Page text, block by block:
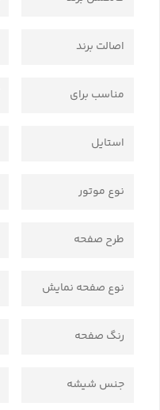
اصالت برند
مناسب برای
استایل
نوع موتور
طرح صفحه
نوع صفحه نمایش
رنگ صفحه
جنس شیشه